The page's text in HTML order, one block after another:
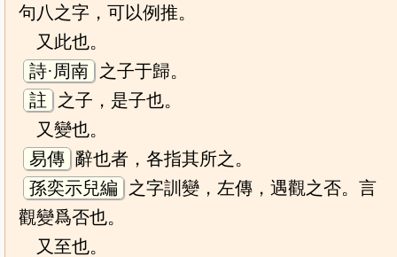
句八之字，可以例推。
又此也。
詩·周南
之子于歸。
註
之子，是子也。
又變也。
易傳 辭也者，各指其所之。
孫奕示兒編
之字訓變，左傳，遇觀之否。言
觀變爲否也。
又至也。